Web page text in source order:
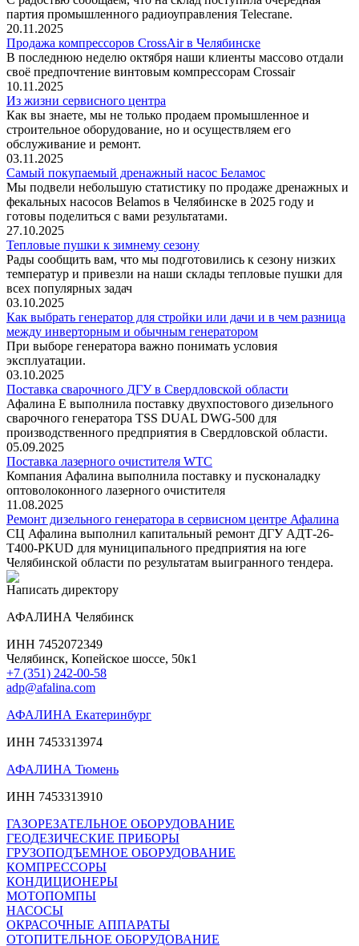
партия промышленного радиоуправления Telecrane.
20.11.2025
Продажа компрессоров CrossAir в Челябинске
В последнюю неделю октября наши клиенты массово отдали
своё предпочтение винтовым компрессорам Crossair
10.11.2025
Из жизни сервисного центра
Как вы знаете, мы не только продаем промышленное и
строительное оборудование, но и осуществляем его
обслуживание и ремонт.
03.11.2025
Самый покупаемый дренажный насос Беламос
Мы подвели небольшую статистику по продаже дренажных и
фекальных насосов Belamos в Челябинске в 2025 году и
готовы поделиться с вами результатами.
27.10.2025
Тепловые пушки к зимнему сезону
Рады сообщить вам, что мы подготовились к сезону низких
температур и привезли на наши склады тепловые пушки для
всех популярных задач
03.10.2025
Как выбрать генератор для стройки или дачи и в чем разница
между инверторным и обычным генератором
При выборе генератора важно понимать условия
эксплуатации.
03.10.2025
Поставка сварочного ДГУ в Свердловской области
Афалина Е выполнила поставку двухпостового дизельного
сварочного генератора TSS DUAL DWG-500 для
производственного предприятия в Свердловской области.
05.09.2025
Поставка лазерного очистителя WTC
Компания Афалина выполнила поставку и пусконаладку
оптоволоконного лазерного очистителя
11.08.2025
Ремонт дизельного генератора в сервисном центре Афалина
СЦ Афалина выполнил капитальный ремонт ДГУ АДТ-26-
Т400-PKUD для муниципального предприятия на юге
Челябинской области по результатам выигранного тендера.
Написать директору
АФАЛИНА Челябинск
ИНН 7452072349
Челябинск, Копейское шоссе, 50к1
+7 (351) 242-00-58
adp@afalina.com
АФАЛИНА Екатеринбург
ИНН 7453313974
АФАЛИНА Тюмень
ИНН 7453313910
ГАЗОРЕЗАТЕЛЬНОЕ ОБОРУДОВАНИЕ
ГЕОДЕЗИЧЕСКИЕ ПРИБОРЫ
ГРУЗОПОДЪЕМНОЕ ОБОРУДОВАНИЕ
КОМПРЕССОРЫ
КОНДИЦИОНЕРЫ
МОТОПОМПЫ
НАСОСЫ
ОКРАСОЧНЫЕ АППАРАТЫ
ОТОПИТЕЛЬНОЕ ОБОРУДОВАНИЕ